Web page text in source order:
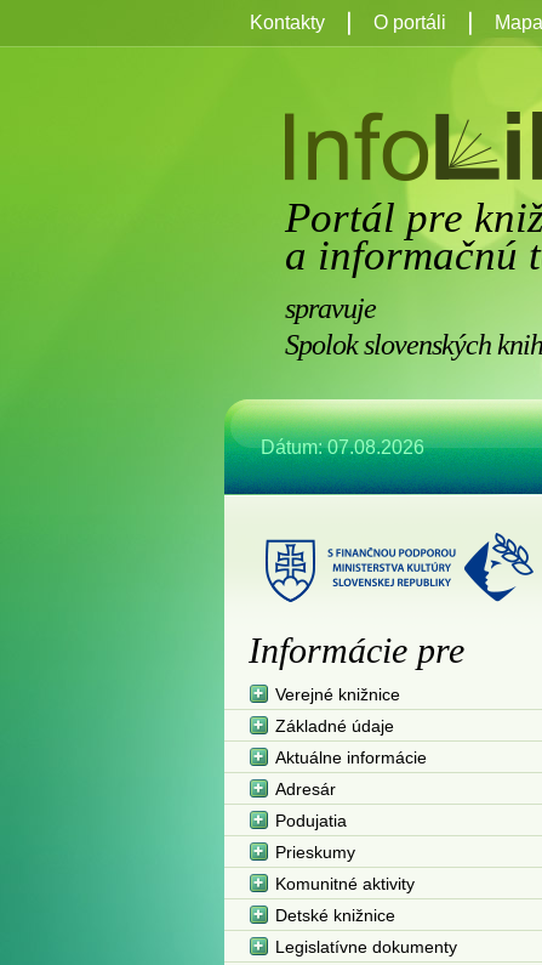
Portál pre
a informačnú
spravuje
Spolok slovenských
Dátum: 07.08.2026
Kontakty O portáli
Informácie pre
Verejné knižnice
Základné údaje
Aktuálne informácie
Adresár
Podujatia
Prieskumy
Komunitné aktivity
Detské knižnice
Legislatívne dokumenty